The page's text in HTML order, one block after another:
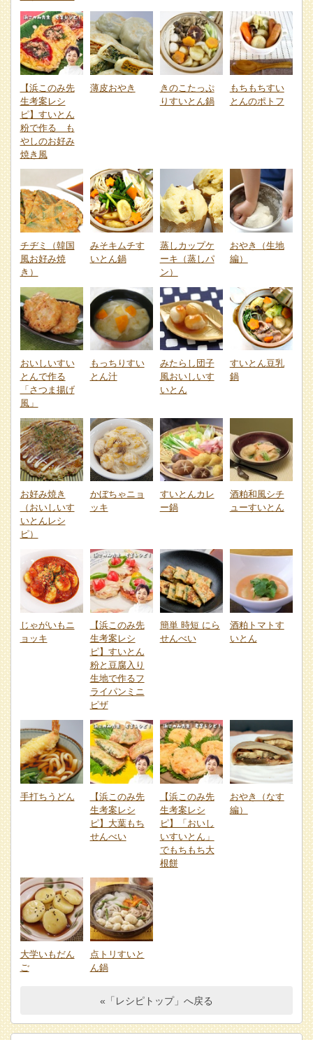
【浜このみ先
生考案レシ
ピ】すいとん
粉で作る も
やしのお好み
焼き風
薄皮おやき
きのこたっぷ
りすいとん鍋
もちもちすい
とんのポトフ
チヂミ（韓国
風お好み焼
き）
みそキムチす
いとん鍋
蒸しカップケ
ーキ（蒸しパ
ン）
おやき（生地
編）
おいしいすい
とんで作る
「さつま揚げ
風」
もっちりすい
とん汁
みたらし団子
風おいしいす
いとん
すいとん豆乳
鍋
お好み焼き
（おいしいす
いとんレシ
ピ）
かぼちゃニョ
ッキ
すいとんカレ
ー鍋
酒粕和風シチ
ューすいとん
じゃがいもニ
ョッキ
【浜このみ先
生考案レシ
ピ】すいとん
粉と豆腐入り
生地で作るフ
ライパンミニ
ピザ
簡単 時短 にら
せんべい
酒粕トマトす
いとん
手打ちうどん
【浜このみ先
生考案レシ
ピ】大葉もち
せんべい
【浜このみ先
生考案レシ
ピ】「おいし
いすいとん」
でもちもち大
根餅
おやき（なす
編）
大学いもだん
ご
点トリすいと
ん鍋
«「レシピトップ」へ戻る